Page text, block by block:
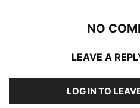
NO
LEAVE A
LOG IN TO